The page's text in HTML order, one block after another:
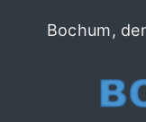
Bochum,